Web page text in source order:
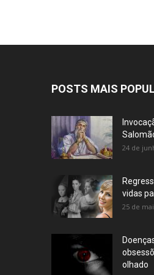
POSTS MAIS
24 de
vidas
25 de
olhado